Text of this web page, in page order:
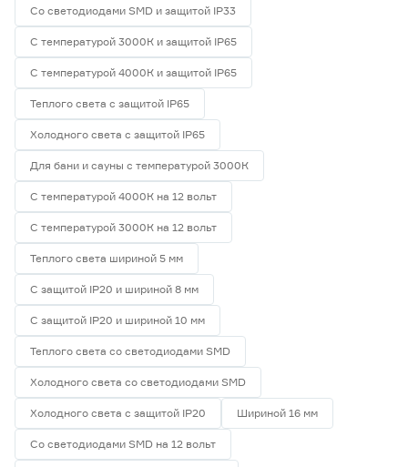
Со светодиодами SMD и защитой IP33
С температурой 3000К и защитой IP65
С температурой 4000К и защитой IP65
Теплого света с защитой IP65
Холодного света с защитой IP65
Для бани и сауны с температурой 3000К
С температурой 4000К на 12 вольт
С температурой 3000К на 12 вольт
Теплого света шириной 5 мм
С защитой IP20 и шириной 8 мм
С защитой IP20 и шириной 10 мм
Теплого света со светодиодами SMD
Холодного света со светодиодами SMD
Холодного света с защитой IP20 Шириной 16 мм
Со светодиодами SMD на 12 вольт